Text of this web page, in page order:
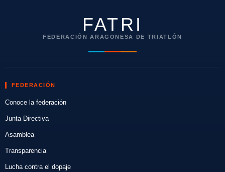
FATRI
FEDERACIÓN ARAGONESA DE TRIATLÓN
FEDERACIÓN
Conoce la federación
Junta Directiva
Asamblea
Transparencia
Lucha contra el dopaje